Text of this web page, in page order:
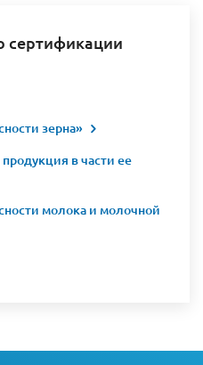
сертификации
зерна»
в части ее
молока и молочной